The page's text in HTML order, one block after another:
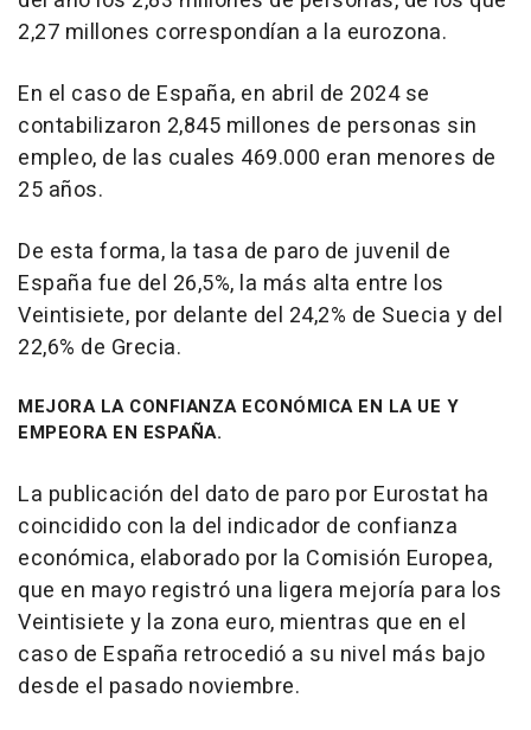
2,27 millones correspondían a la eurozona.
En el caso de España, en abril de 2024 se
contabilizaron 2,845 millones de personas sin
empleo, de las cuales 469.000 eran menores de
25 años.
De esta forma, la tasa de paro de juvenil de
España fue del 26,5%, la más alta entre los
Veintisiete, por delante del 24,2% de Suecia y del
22,6% de Grecia.
MEJORA LA CONFIANZA ECONÓMICA EN LA UE Y
EMPEORA EN ESPAÑA.
La publicación del dato de paro por Eurostat ha
coincidido con la del indicador de confianza
económica, elaborado por la Comisión Europea,
que en mayo registró una ligera mejoría para los
Veintisiete y la zona euro, mientras que en el
caso de España retrocedió a su nivel más bajo
desde el pasado noviembre.